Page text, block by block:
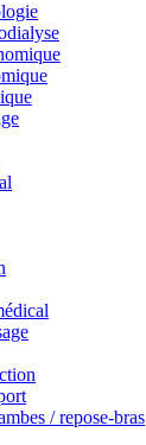
/ repose-bras